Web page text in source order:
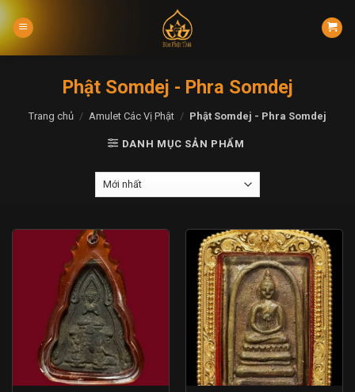
Skip
to
content
Phật Somdej - Phra Somdej
Trang chủ / Amulet Các Vị Phật / Phật Somdej - Phra Somdej
DANH MỤC SẢN PHẨM